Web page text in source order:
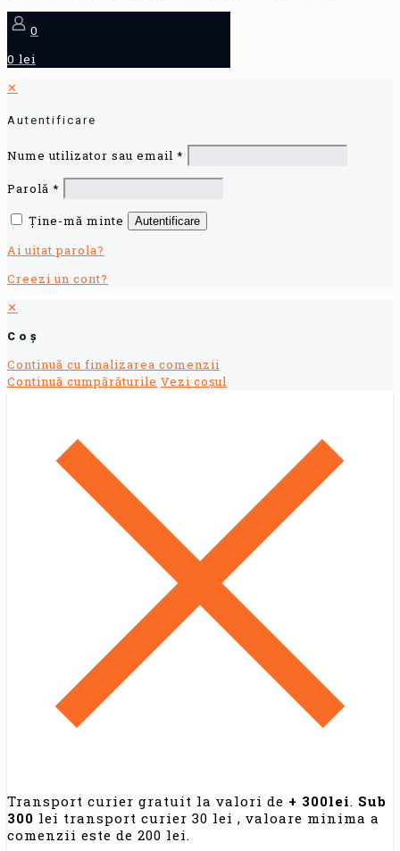
0
0 lei
✕
Autentificare
Nume utilizator sau email *
Parolă *
Ține-mă minte
Autentificare
Ai uitat parola?
Creezi un cont?
✕
Coș
Continuă cu finalizarea comenzii
Continuă cumpărăturile Vezi coșul
Transport curier gratuit la valori de + 300lei. Sub
300 lei transport curier 30 lei , valoare minima a
comenzii este de 200 lei.